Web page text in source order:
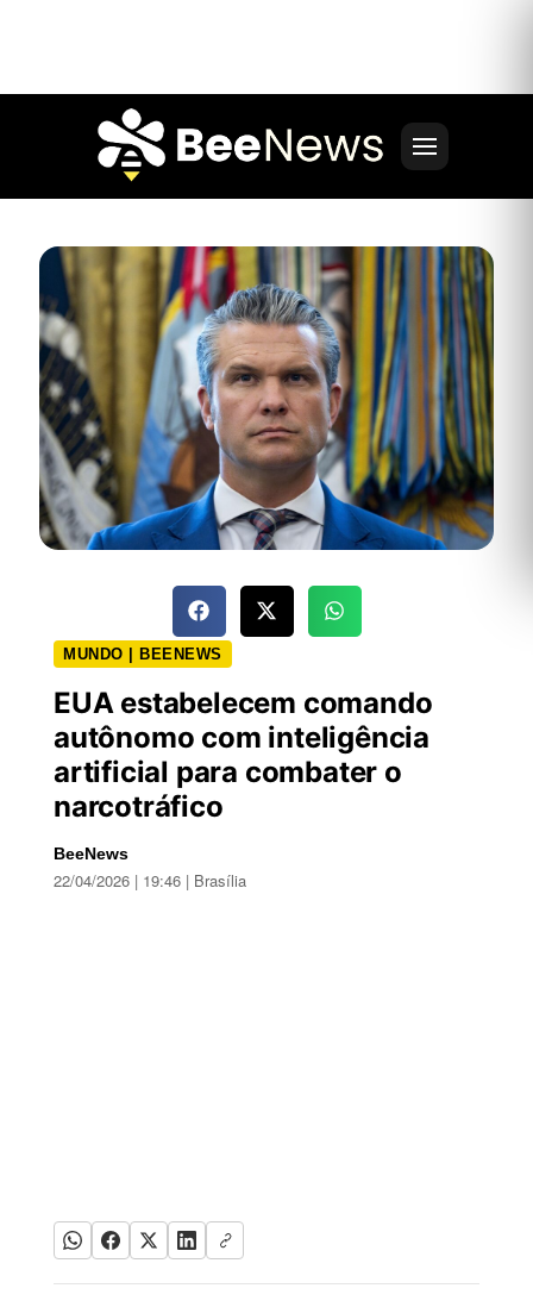
MUNDO | BEENEWS
EUA estabelecem comando
autônomo com inteligência
artificial para combater o
narcotráfico
BeeNews
22/04/2026 | 19:46 | Brasília